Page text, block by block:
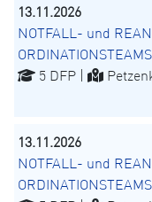
13.11.2026
NOTFALL- und
5 DFP |
13.11.2026
NOTFALL- und